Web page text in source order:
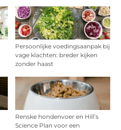
Persoonlijke voedingsaanpak bij
vage klachten: breder kijken
zonder haast
Renske hondenvoer en Hill’s
Science Plan voor een